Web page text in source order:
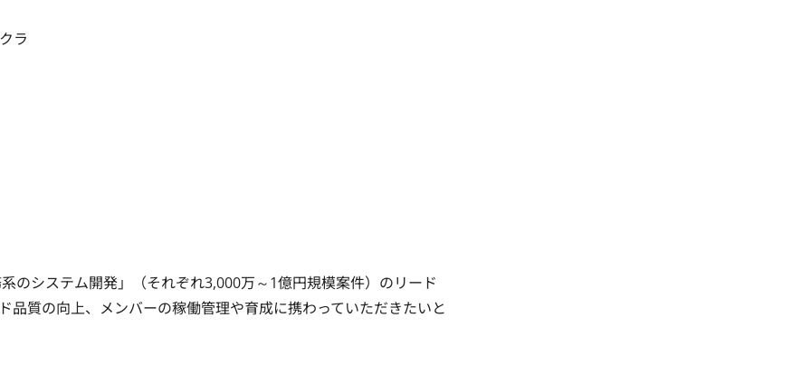
容（クラ
のシステム開発」（それぞれ3,000万～1億円規模案件）のリード
質の向上、メンバーの稼働管理や育成に携わっていただきたいと